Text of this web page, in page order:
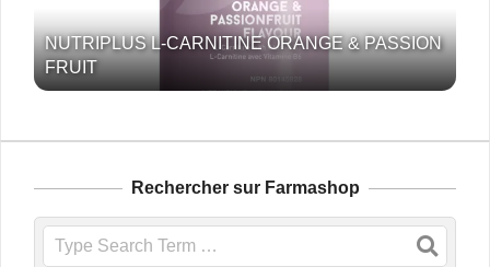
NUTRIPLUS L-CARNITINE ORANGE & PASSION
FRUIT
Rechercher sur Farmashop
Search